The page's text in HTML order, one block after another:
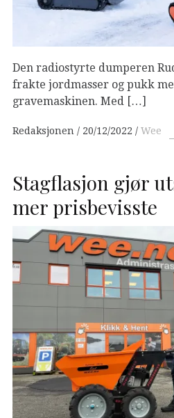
Den radiostyrte dumperen
frakte jordmasser og pukk
gravemaskinen. Med […]
Redaksjonen 20/12/2022 Wee
Stagflasjon gjør
mer prisbevisste